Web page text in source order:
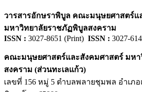
วารสารอักษราพิบูล คณะมนุษยศาสตร์แ
มหาวิทยาลัยราชภัฏพิบูลสงคราม
ISSN : 3027-8651 (Print) ISSN : 3027-
คณะมนุษยศาสตร์และสังคมศาสตร์ มห
สงคราม (ส่วนทะเลแก้ว)
เลขที่ 156 หมู่ 5 ตำบลพลายชุมพล อำเภ